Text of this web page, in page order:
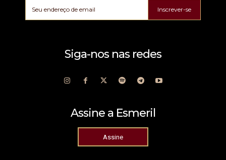
Inscrever-se
Siga-nos nas redes
Assine a Esmeril
Assine